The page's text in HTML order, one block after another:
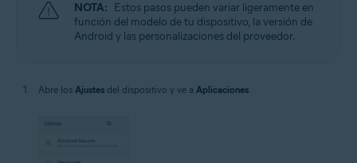
NOTA: Estos pasos pueden variar ligeramente en
función del modelo de tu dispositivo, la versión de
Android y las personalizaciones del proveedor.
Abre los Ajustes del dispositivo y ve a Aplicaciones.